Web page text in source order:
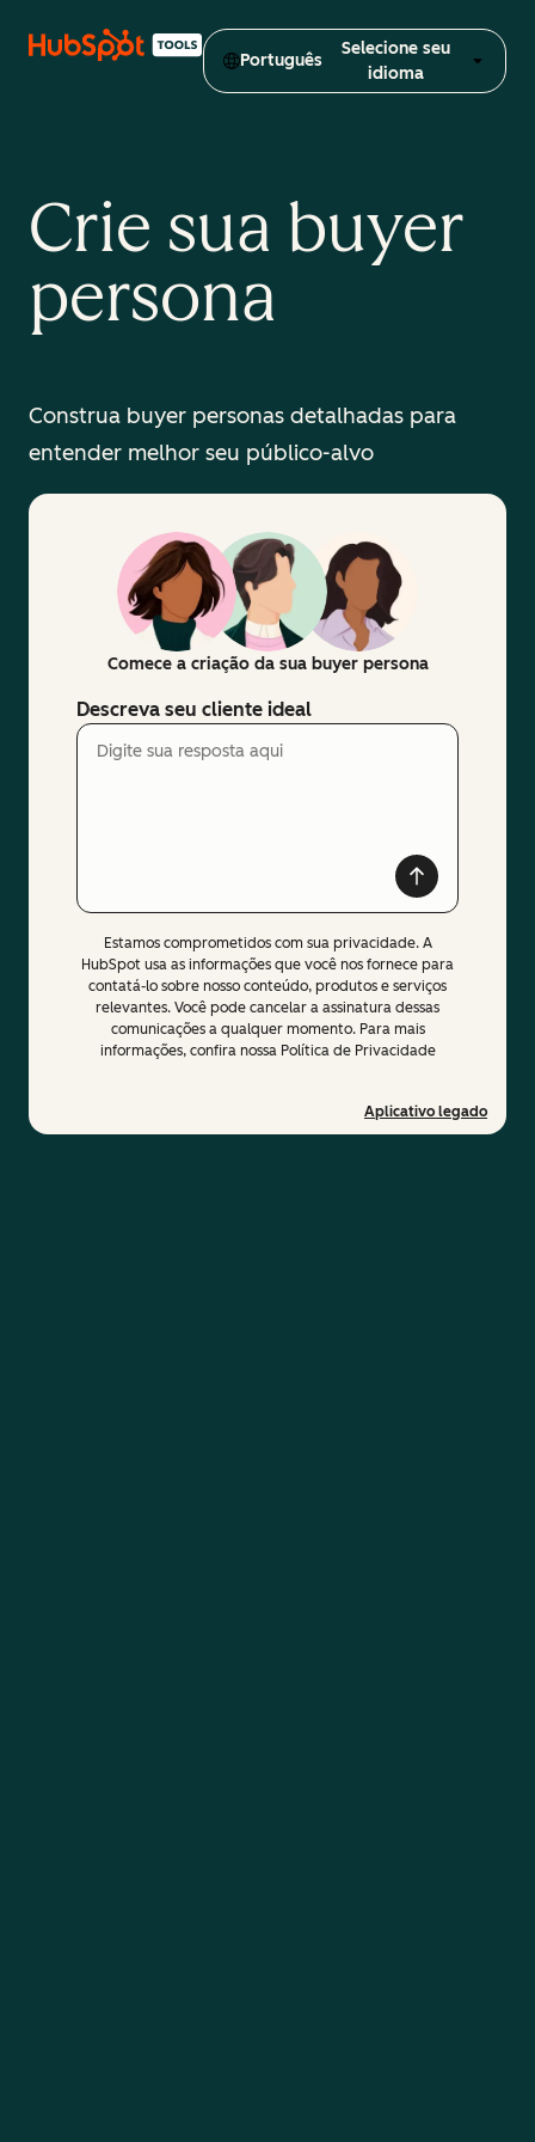
Português
Selecione seu
idioma
Crie sua buyer
persona
Construa buyer personas detalhadas para
entender melhor seu público-alvo
Comece a criação da sua buyer persona
Descreva seu cliente ideal
Estamos comprometidos com sua privacidade. A
HubSpot usa as informações que você nos fornece para
contatá-lo sobre nosso conteúdo, produtos e serviços
relevantes. Você pode cancelar a assinatura dessas
comunicações a qualquer momento. Para mais
informações, confira nossa Política de Privacidade
Aplicativo legado